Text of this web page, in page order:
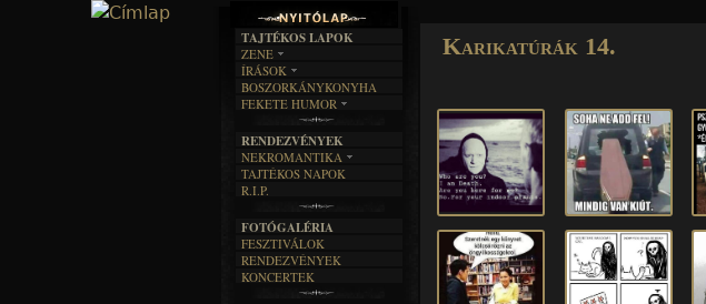
Karikatúrák 14.
9 /1. kép
9 /2. kép
9 /3. kép
9 /4. kép
9 /5. kép
9 /6. kép
9 /7. kép
9 /8. kép
9 /9. kép
TAJTÉKOS LAPOK
ZENE
EGYÜTTESEK
INTERJÚK
FORDÍTÁSOK
DALSZÖVEGEK
ÍRÁSOK
IRODALOM
FILM
MŰVÉSZET
ÍRÁSTÖRTÉNET
BOSZORKÁNYKONYHA
FEKETE HUMOR
SZÖVEGES
RENDEZVÉNYEK
NEKROMANTIKA
AKTUÁLIS
A MÚLT
TAJTÉKOS NAPOK
R.I.P.
FOTÓGALÉRIA
FESZTIVÁLOK
RENDEZVÉNYEK
KONCERTEK